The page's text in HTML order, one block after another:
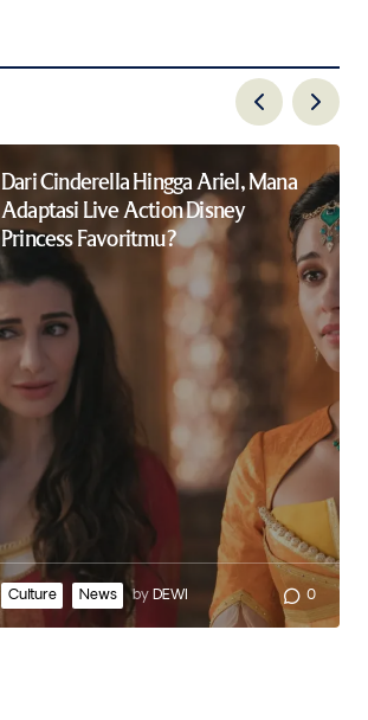
Dari Cinderella Hingga Ariel, Mana
Adaptasi Live Action Disney
Princess Favoritmu?
Culture News by DEWI 0